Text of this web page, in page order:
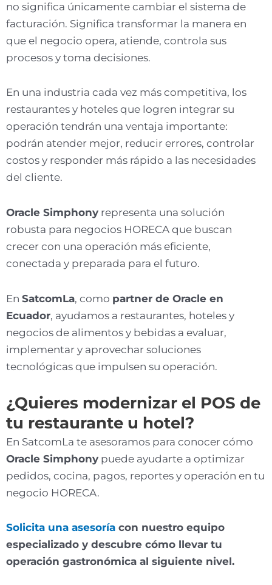
no significa únicamente cambiar el sistema de
facturación. Significa transformar la manera en
que el negocio opera, atiende, controla sus
procesos y toma decisiones.
En una industria cada vez más competitiva, los
restaurantes y hoteles que logren integrar su
operación tendrán una ventaja importante:
podrán atender mejor, reducir errores, controlar
costos y responder más rápido a las necesidades
del cliente.
Oracle Simphony representa una solución
robusta para negocios HORECA que buscan
crecer con una operación más eficiente,
conectada y preparada para el futuro.
En SatcomLa, como partner de Oracle en
Ecuador, ayudamos a restaurantes, hoteles y
negocios de alimentos y bebidas a evaluar,
implementar y aprovechar soluciones
tecnológicas que impulsen su operación.
¿Quieres modernizar el POS de
tu restaurante u hotel?
En SatcomLa te asesoramos para conocer cómo
Oracle Simphony puede ayudarte a optimizar
pedidos, cocina, pagos, reportes y operación en tu
negocio HORECA.
Solicita una asesoría con nuestro equipo
especializado y descubre cómo llevar tu
operación gastronómica al siguiente nivel.